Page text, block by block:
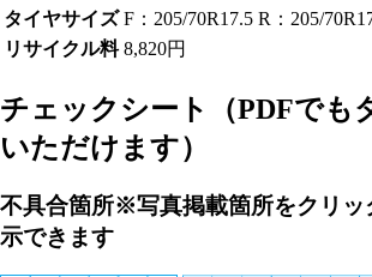
タイヤサイズ F：205/70R17.5 R：205/
リサイクル料 8,820円
チェックシート
（PDFでも
いただけます）
不具合箇所※写真掲載箇所をクリッ
示できます